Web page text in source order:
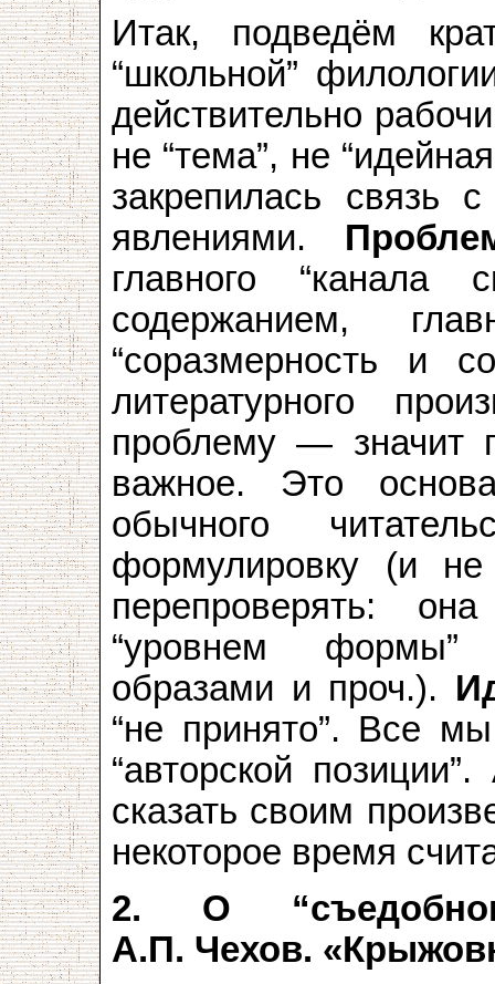
Итак, подведём
“школьной”
действительно
не “тема”, не
закрепилась связь
явлениями.
главного
содержанием,
“соразмерность и
литературного
проблему — значит
важное. Это
обычного
формулировку (и
перепроверять:
“уровнем формы”
образами и проч.).
“не принято”. Все
“авторской
сказать своим
некоторое время
2. О
А.П. Чехов.